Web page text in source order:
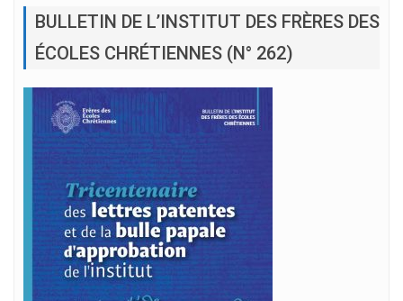
BULLETIN DE L’INSTITUT DES FRÈRES DES
ÉCOLES CHRÉTIENNES (N° 262)